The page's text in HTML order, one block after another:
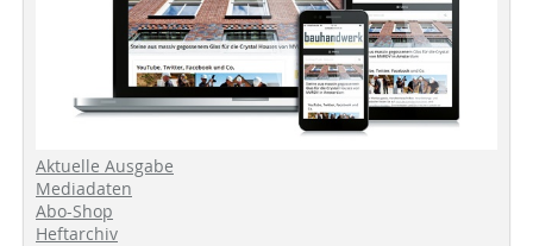
Aktuelle Ausgabe
Mediadaten
Abo-Shop
Heftarchiv